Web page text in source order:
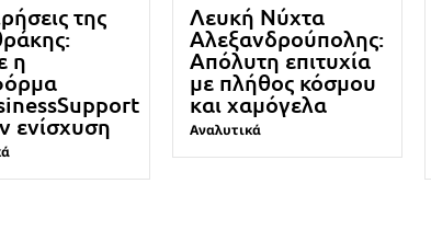
της
η
ενίσχυση
Λευκή Νύχτα
Αλεξανδρούπολης:
Απόλυτη επιτυχία
με πλήθος κόσμου
και χαμόγελα
Αναλυτικά